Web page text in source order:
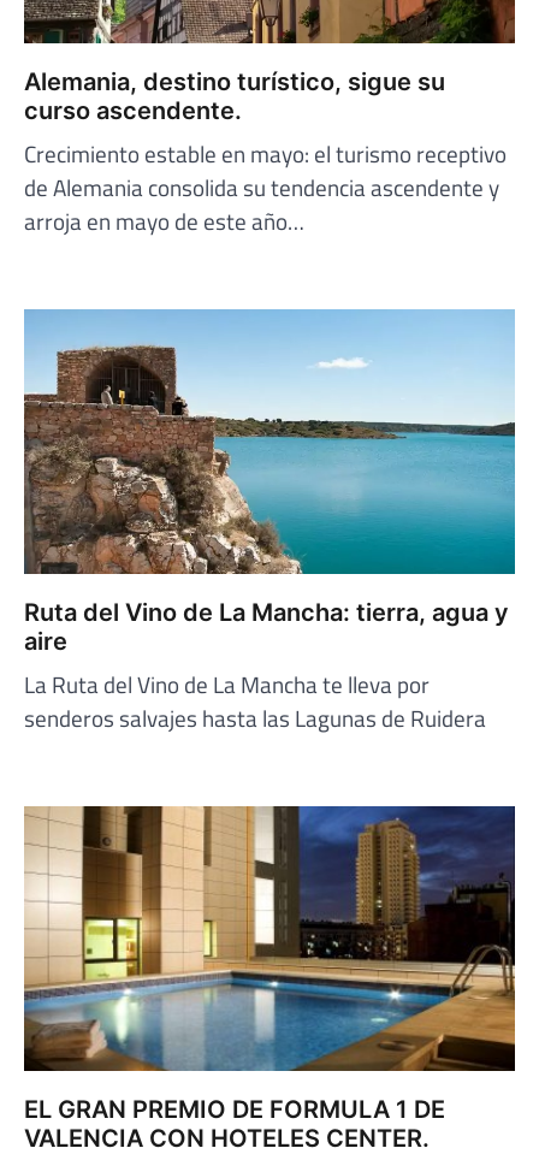
Alemania, destino turístico, sigue su
curso ascendente.
Crecimiento estable en mayo: el turismo receptivo
de Alemania consolida su tendencia ascendente y
arroja en mayo de este año…
Ruta del Vino de La Mancha: tierra, agua y
aire
La Ruta del Vino de La Mancha te lleva por
senderos salvajes hasta las Lagunas de Ruidera
EL GRAN PREMIO DE FORMULA 1 DE
VALENCIA CON HOTELES CENTER.